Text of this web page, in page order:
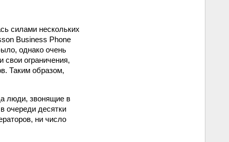
силами нескольких
Business Phone
однако очень
ограничения,
Таким образом,
люди, звонящие в
очереди десятки
ни число